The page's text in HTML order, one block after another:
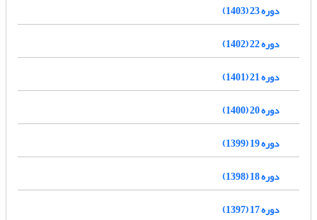
دوره 23 (1403)
دوره 22 (1402)
دوره 21 (1401)
دوره 20 (1400)
دوره 19 (1399)
دوره 18 (1398)
دوره 17 (1397)